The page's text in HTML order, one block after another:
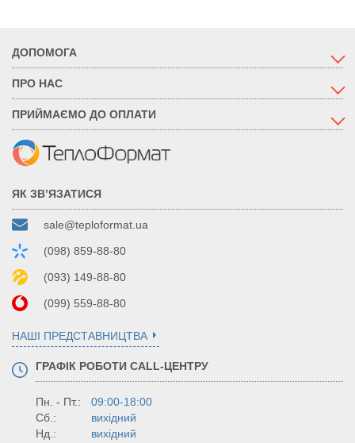
ДОПОМОГА
ПРО НАС
ПРИЙМАЄМО ДО ОПЛАТИ
ЯК ЗВ’ЯЗАТИСЯ
sale@teploformat.ua
(098) 859-88-80
(093) 149-88-80
(099) 559-88-80
НАШІ ПРЕДСТАВНИЦТВА
ГРАФІК РОБОТИ CALL-ЦЕНТРУ
Пн. - Пт.:
09:00-18:00
Сб.:
вихідний
Нд.:
вихідний